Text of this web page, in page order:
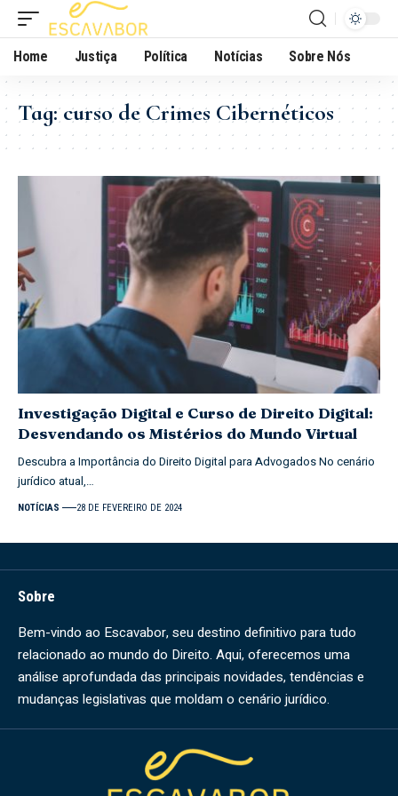
Home Justiça Política Notícias Sobre Nós
Tag:curso de Crimes Cibernéticos
Investigação Digital e Curso de Direito Digital:
Desvendando os Mistérios do Mundo Virtual
Descubra a Importância do Direito Digital para Advogados No cenário
jurídico atual,…
NOTÍCIAS 28 DE FEVEREIRO DE 2024
Sobre
Bem-vindo ao Escavabor, seu destino definitivo para tudo
relacionado ao mundo do Direito. Aqui, oferecemos uma
análise aprofundada das principais novidades, tendências e
mudanças legislativas que moldam o cenário jurídico.